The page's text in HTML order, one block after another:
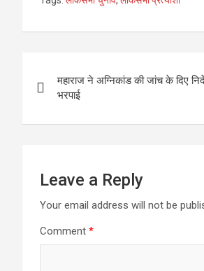
at
s
p
p
ail ce
b
o
tt
er
ar
e
navigation
महाराज ने अग्निकांड की जांच के दिए
भरपाई
Leave a Reply
Your email address will not be
Comment *